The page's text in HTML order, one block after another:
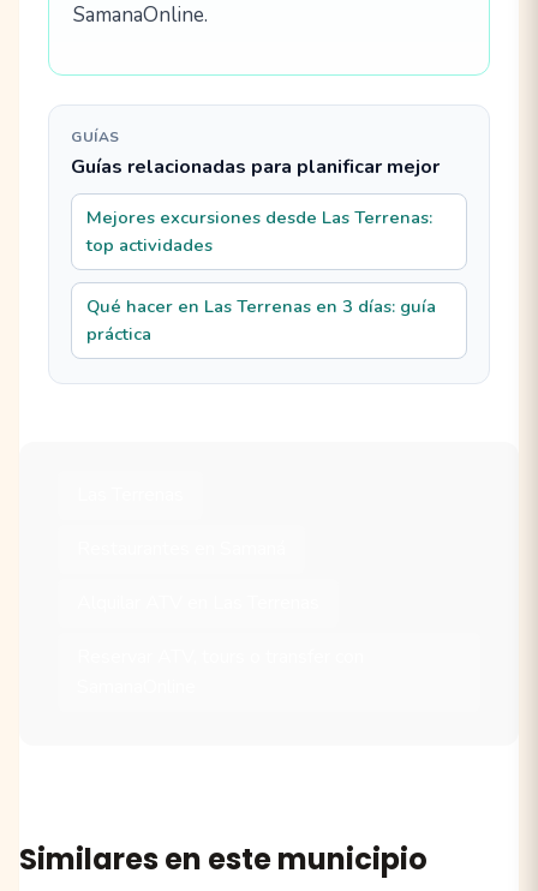
SamanaOnline.
GUÍAS
Guías relacionadas para planificar mejor
Mejores excursiones desde Las Terrenas:
top actividades
Qué hacer en Las Terrenas en 3 días: guía
práctica
Similares en este municipio